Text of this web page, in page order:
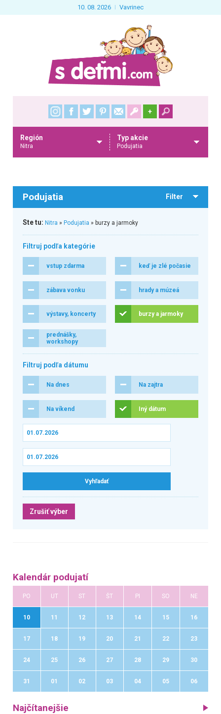
10. 08. 2026 Vavrinec
+
Región
Nitra
Typ akcie
Podujatia
Podujatia Filter
Ste tu: Nitra » Podujatia » burzy a jarmoky
Filtruj podľa kategórie
vstup zdarma keď je zlé počasie
zábava vonku hrady a múzeá
výstavy, koncerty burzy a jarmoky
prednášky,
workshopy
Filtruj podľa dátumu
Na dnes Na zajtra
Na víkend Iný dátum
Zrušiť výber
Kalendár podujatí
PO UT ST ŠT PI SO NE
10 11 12 13 14 15 16
17 18 19 20 21 22 23
24 25 26 27 28 29 30
31 01 02 03 04 05 06
Najčítanejšie